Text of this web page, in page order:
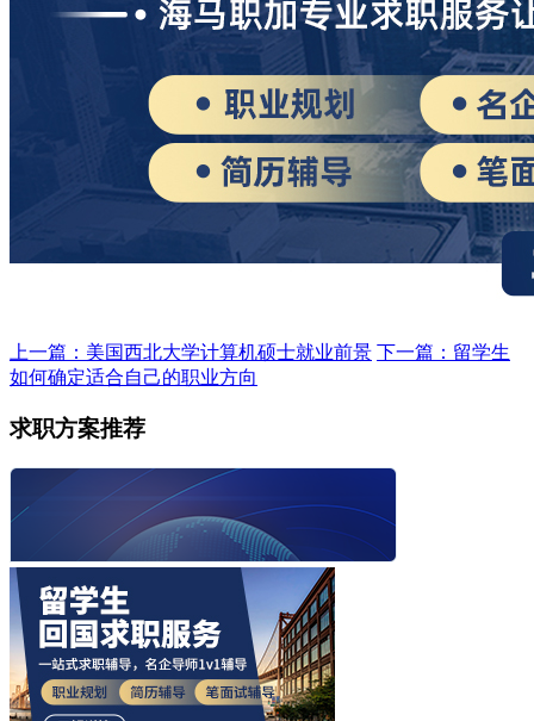
上一篇：美国西北大学计算机硕士就业前景 下一篇：留学生
如何确定适合自己的职业方向
求职方案推荐